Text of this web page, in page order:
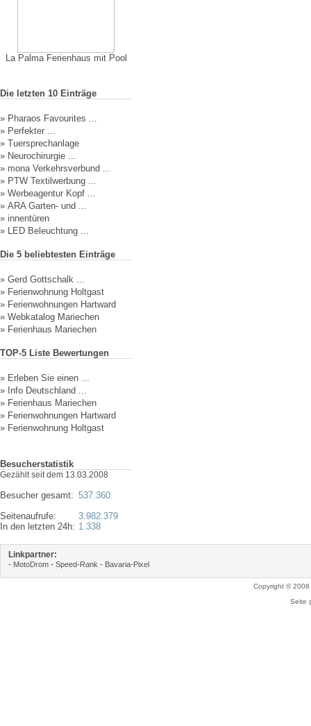
La Palma Ferienhaus mit Pool
Die letzten 10 Einträge
» Pharaos Favourites ...
» Perfekter ...
» Tuersprechanlage
» Neurochirurgie ...
» mona Verkehrsverbund ...
» PTW Textilwerbung ...
» Werbeagentur Kopf ...
» ARA Garten- und ...
» innentüren
» LED Beleuchtung ...
Die 5 beliebtesten Einträge
» Gerd Gottschalk ...
» Ferienwohnung Holtgast
» Ferienwohnungen Hartward
» Webkatalog Mariechen
» Ferienhaus Mariechen
TOP-5 Liste Bewertungen
» Erleben Sie einen ...
» Info Deutschland ...
» Ferienhaus Mariechen
» Ferienwohnungen Hartward
» Ferienwohnung Holtgast
Besucherstatistik
Gezählt seit dem 13.03.2008
Besucher gesamt:
Seitenaufrufe:
In den letzten 24h:
537.360
3.982.379
1.338
Linkpartner:
- MotoDrom - Speed-Rank - Bavaria-Pixel
Copyright ©
Seite